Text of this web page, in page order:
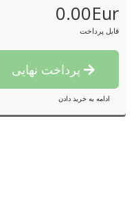
0.00Eur
قابل پرداخت
ادامه به خرید دادن